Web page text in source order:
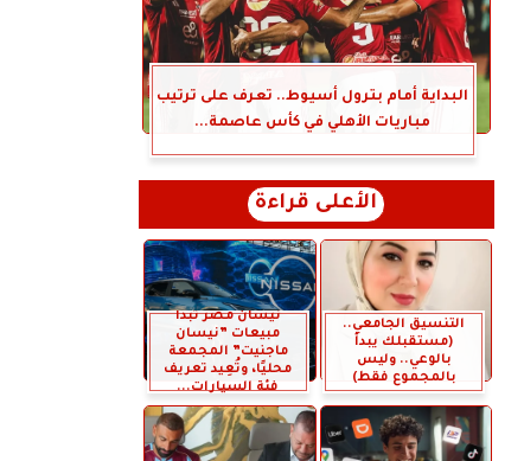
البداية أمام بترول أسيوط.. تعرف على ترتيب
مباريات الأهلي في كأس عاصمة...
الأعلى قراءة
التنسيق الجامعي..
(مستقبلك يبدأ
بالوعي.. وليس
بالمجموع فقط)
نيسان مصر تبدأ
مبيعات ”نيسان
ماجنيت” المجمعة
محليًا، وتُعِيد تعريف
فئة السيارات...